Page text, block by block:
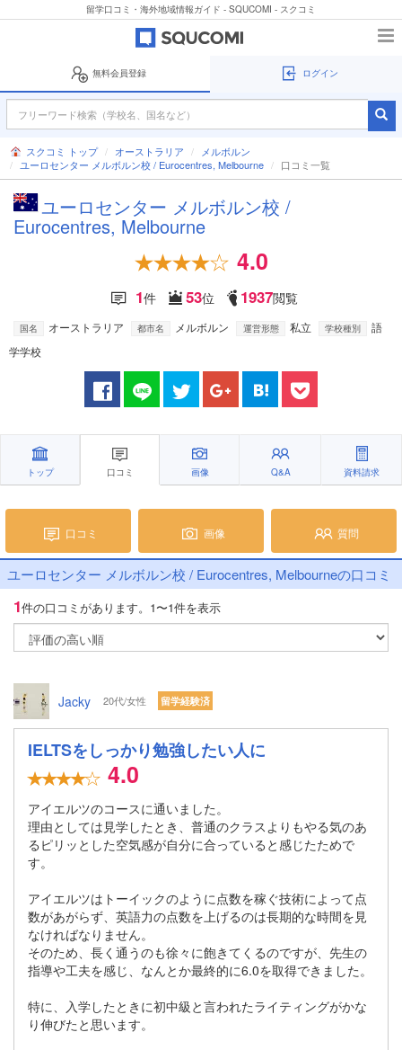
留学口コミ・海外地域情報ガイド - SQUCOMI - スクコミ
無料会員登録 ログイン
スクコミ トップ オーストラリア
メルボルン
ユーロセンター メルボルン校 / Eurocentres, Melbourne
口コミ一覧
ユーロセンター メルボルン校 /
Eurocentres, Melbourne
4.0
1件 53位 1937閲覧
国名 オーストラリア 都市名 メルボルン 運営形態 私立 学校種別
語
学学校
トップ 口コミ 画像 Q&A 資料請求
口コミ 画像 質問
ユーロセンター メルボルン校 / Eurocentres, Melbourneの口コミ
1件の口コミがあります。 1〜1件を表示
Jacky 20代/女性 留学経験済
IELTSをしっかり勉強したい人に
4.0
アイエルツのコースに通いました。
理由としては見学したとき、普通のクラスよりもやる気のあ
るピリッとした空気感が自分に合っていると感じたためで
す。
アイエルツはトーイックのように点数を稼ぐ技術によって点
数があがらず、英語力の点数を上げるのは長期的な時間を見
なければなりません。
そのため、長く通うのも徐々に飽きてくるのですが、先生の
指導や工夫を感じ、なんとか最終的に6.0を取得できました。
特に、入学したときに初中級と言われたライティングがかな
り伸びたと思います。